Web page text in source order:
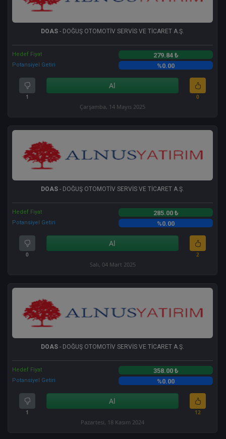
DOAS - DOĞUŞ OTOMOTİV SERVİS VE TİCARET A.Ş.
Hedef Fiyat 279.84 ₺
Potansiyel Getiri %0.00
1
Al
0
Çarşamba, 14 Mayıs 2025
DOAS - DOĞUŞ OTOMOTİV SERVİS VE TİCARET A.Ş.
Hedef Fiyat 285.00 ₺
Potansiyel Getiri %0.00
0
Al
2
Salı, 04 Mart 2025
DOAS - DOĞUŞ OTOMOTİV SERVİS VE TİCARET A.Ş.
Hedef Fiyat 358.00 ₺
Potansiyel Getiri %0.00
1
Al
12
Pazartesi, 18 Kasım 2024